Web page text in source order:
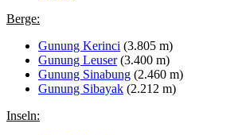
Berge:
Gunung Kerinci (3.805 m)
Gunung Leuser(3.400 m)
Gunung Sinabung (2.460 m)
Gunung Sibayak (2.212 m)
Inseln: